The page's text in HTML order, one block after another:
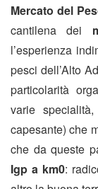
Mercato del
cantilena dei
l’esperienza
pesci dell’Alto
particolarità
varie
capesante) che
che da queste
Igp a km0: